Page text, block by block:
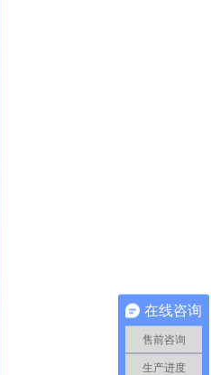
在线咨询
售前咨询
生产进度